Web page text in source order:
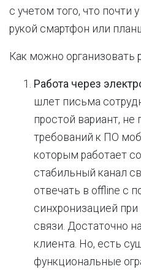
с учетом того, что почти
рукой смартфон или
Как можно организовать
Работа через
шлет письма
простой вариант, не
требований к ПО
которым работает
стабильный канал
отвечать в offline с
синхронизацией
связи. Достаточно
клиента. Но, есть
функциональные